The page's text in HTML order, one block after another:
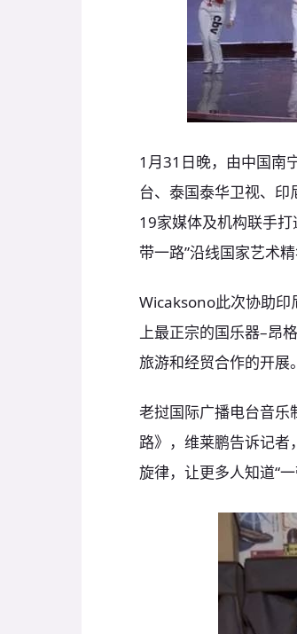
1月31日晚，由中国南
台、泰国泰华卫视、
19家媒体及机构联手
带一路”沿线国家艺术
Wicaksono此次协助印
上最正宗的国乐器–昂
旅游和经贸合作的开展。
老挝国际广播电台音乐
路》，维莱鹏告诉记者
旋律，让更多人知道“一